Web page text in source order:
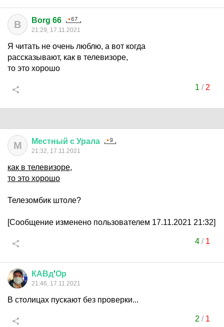
B Borg 66
21:29, 17.11.2021
Я читать не очень люблю, а вот когда
рассказывают, как в телевизоре,
то это хорошо
1 / 2
М Местный с Урала
21:32, 17.11.2021
как в телевизоре,
то это хорошо
Телезомбик штоле?
[Сообщение изменено пользователем 17.11.2021 21:32]
4/ 1
КАВд'Ор
21:46, 17.11.2021
В столицах пускают без проверки...
2 / 1